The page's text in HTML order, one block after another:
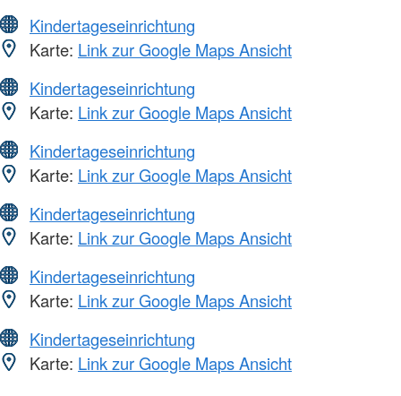
Kindertageseinrichtung
Karte: Link zur Google Maps Ansicht
Kindertageseinrichtung
Karte: Link zur Google Maps Ansicht
Kindertageseinrichtung
Karte: Link zur Google Maps Ansicht
Kindertageseinrichtung
Karte: Link zur Google Maps Ansicht
Kindertageseinrichtung
Karte: Link zur Google Maps Ansicht
Kindertageseinrichtung
Karte: Link zur Google Maps Ansicht